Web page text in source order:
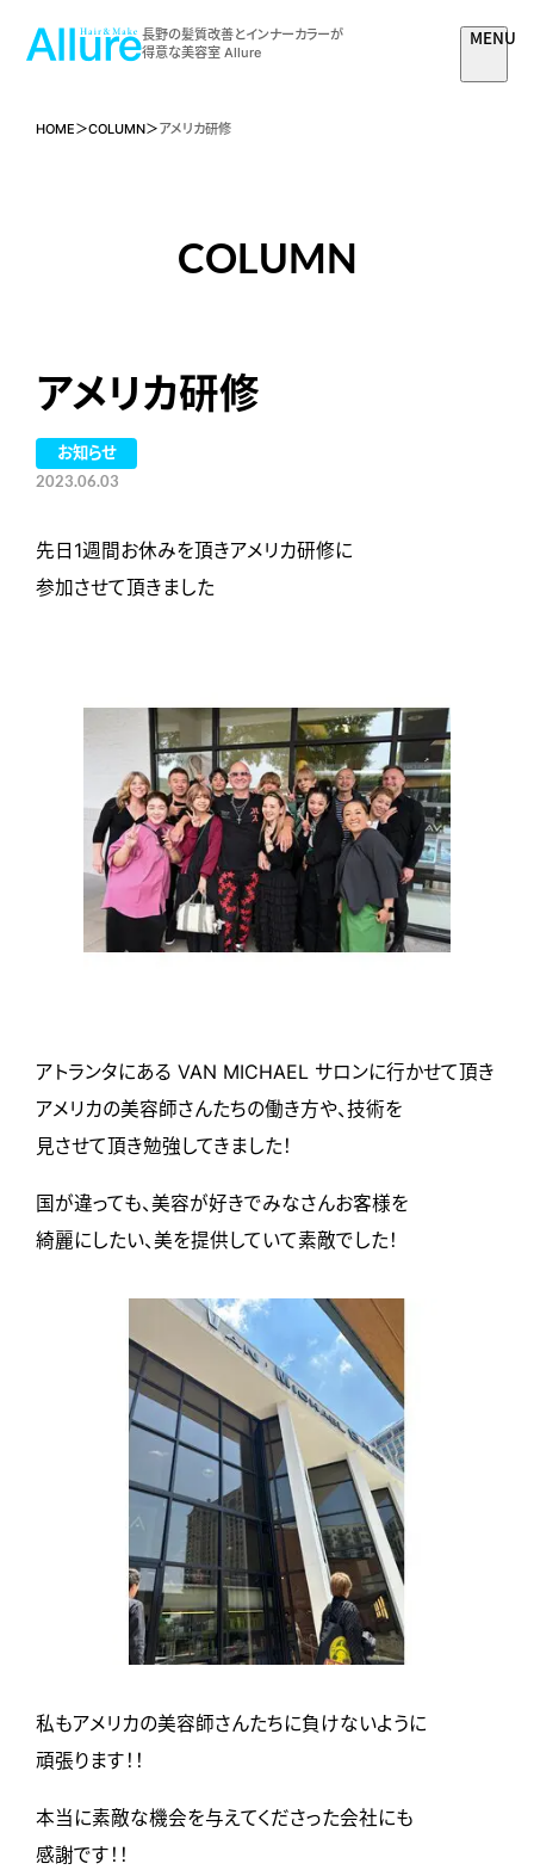
長野の髪質改善とインナーカラーが
得意な美容室 Allure
MENU
HOME COLUMN アメリカ研修
COLUMN
アメリカ研修
お知らせ
2023.06.03
先日1週間お休みを頂きアメリカ研修に
参加させて頂きました
アトランタにある VAN MICHAEL サロンに行かせて頂き
アメリカの美容師さんたちの働き方や、技術を
見させて頂き勉強してきました！
国が違っても、美容が好きでみなさんお客様を
綺麗にしたい、美を提供していて素敵でした！
私もアメリカの美容師さんたちに負けないように
頑張ります！！
本当に素敵な機会を与えてくださった会社にも
感謝です！！